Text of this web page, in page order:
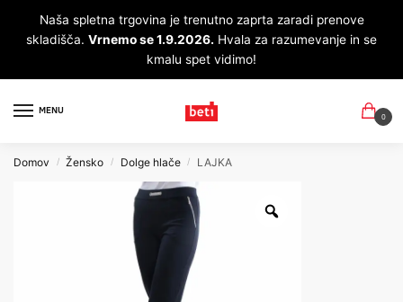
Naša spletna trgovina je trenutno zaprta zaradi prenove
skladišča. Vrnemo se 1.9.2026. Hvala za razumevanje in se
kmalu spet vidimo!
MENU
0
Domov / Žensko / Dolge hlače / LAJKA